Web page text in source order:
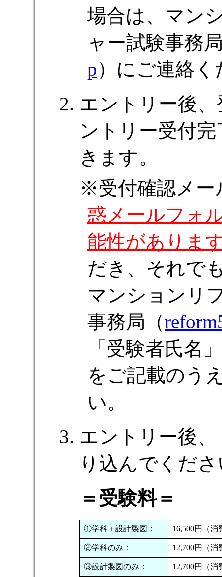
場合は、マン
ャー試験事務
p）にご連絡く
エントリー後
ントリー受付
きます。
受付確認メ
惑メールフォ
能性がありま
だき、それで
マンションリ
事務局（
「受験者氏名
をご記載のう
い。
エントリー後
り込んでくだ
＝受験料＝
①学科＋設計製図： 16,500円（消
②学科のみ： 12,700円（消
③設計製図のみ： 12,700円（消